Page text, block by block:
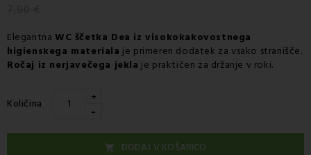
Elegantna WC ščetka Dea iz visokokakovostnega
higienskega materiala je primeren dodatek za vsako stranišče.
Ročaj iz nerjavečega jekla je praktičen za držanje v roki.
Količina +
-
 DODAJ V KOŠARICO